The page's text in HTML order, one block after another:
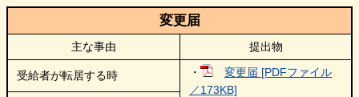
変更届
主な事由 提出物
受給者が転居する時 ・
変更届 [PDFファイル
／173KB]